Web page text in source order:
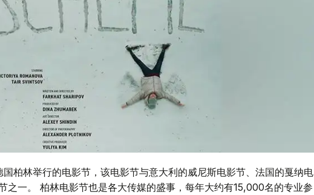
柏林举行的电影节，该电影节与意大利的威尼斯电影节、法国的戛纳电
之一。 柏林电影节也是各大传媒的盛事，每年大约有15,000名的专业参